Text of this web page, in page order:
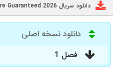
دانلود سریال Maximum Pleasure Guaranteed 2026
دانلود نسخه اصلی
فصل 1